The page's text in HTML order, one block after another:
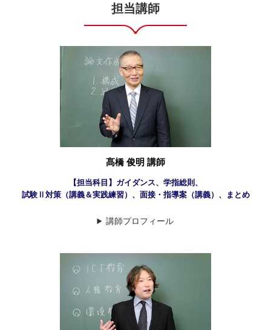
担当講師
髙橋 俊明 講師
【担当科目】ガイダンス、学指総則、
試験Ⅱ対策（講義＆実践練習）、面接・指導案（講義）、まとめ
講師プロフィール